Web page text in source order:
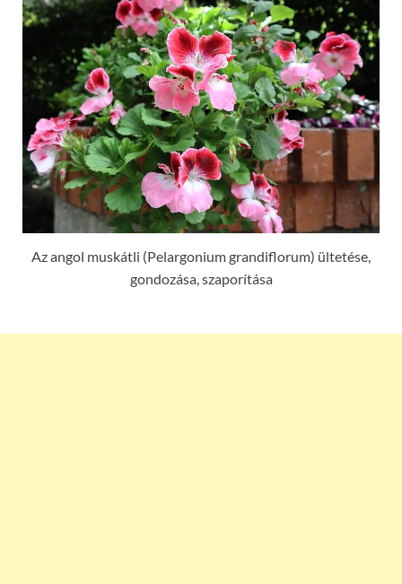
Az angol muskátli (Pelargonium grandiflorum) ültetése,
gondozása, szaporítása